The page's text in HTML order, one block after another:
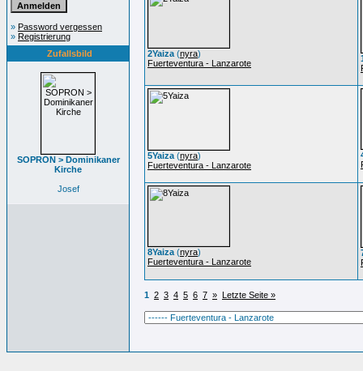
» Password vergessen
» Registrierung
Zufallsbild
SOPRON > Dominikaner
Kirche
Josef
2Yaiza (nyra)
Fuerteventura - Lanzarote
5Yaiza (nyra)
Fuerteventura - Lanzarote
8Yaiza (nyra)
Fuerteventura - Lanzarote
1 2 3 4 5 6 7 » Letzte Seite »